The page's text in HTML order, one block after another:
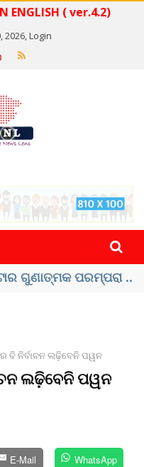
ENGLISH ( ver.4.2)
2026,Login
ପ୍ରକଳ୍ପ ସଙ୍ଗମ ...
ବି ନିର୍ବାଚନ ଲଢ଼ିବେନି ପୱନ
ଲଢ଼ିବେନି ପୱନ
E-Mail WhatsApp